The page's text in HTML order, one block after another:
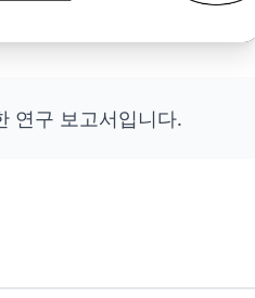
연구 보고서입니다.